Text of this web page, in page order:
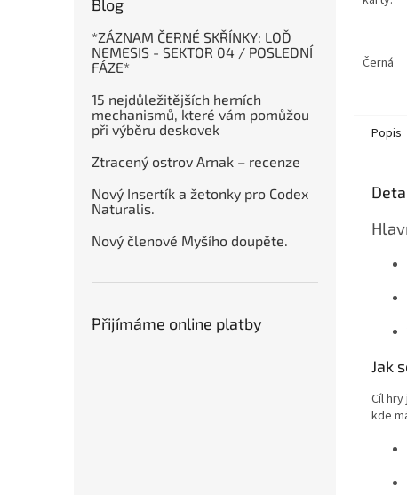
Blog
*ZÁZNAM ČERNÉ SKŘÍNKY: LOĎ
NEMESIS - SEKTOR 04 / POSLEDNÍ
FÁZE*
15 nejdůležitějších herních
mechanismů, které vám pomůžou
při výběru deskovek
Ztracený ostrov Arnak – recenze
Nový Insertík a žetonky pro Codex
Naturalis.
Nový členové Myšího doupěte.
Přijímáme online platby
Černá
Popis
Jak
Cíl hry
kde